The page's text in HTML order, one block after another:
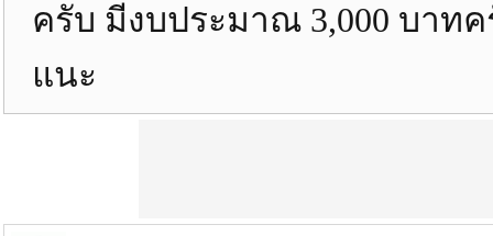
ครับ มีงบประมาณ 3,000 บา
แนะ